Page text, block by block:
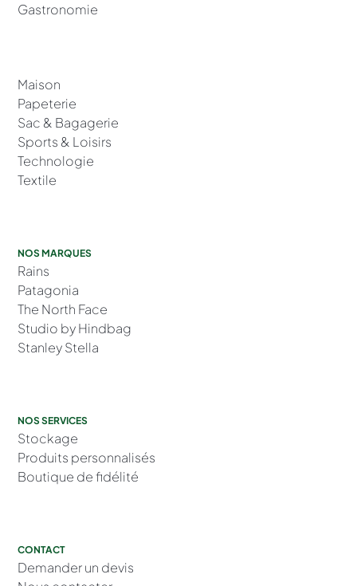
Gastronomie
Maison
Papeterie
Sac & Bagagerie
Sports & Loisirs
Technologie
Textile
NOS MARQUES
Rains
Patagonia
The North Face
Studio by Hindbag
Stanley Stella
NOS SERVICES
Stockage
Produits personnalisés
Boutique de fidélité
CONTACT
Demander un devis